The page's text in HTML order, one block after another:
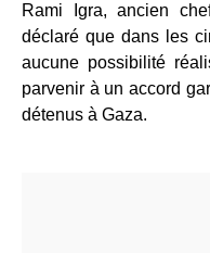
Rami Igra, ancien
déclaré que dans les
aucune possibilité
parvenir à un accord
détenus à Gaza.